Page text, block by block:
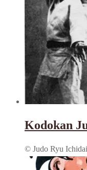
Kodokan
© Judo Ryu